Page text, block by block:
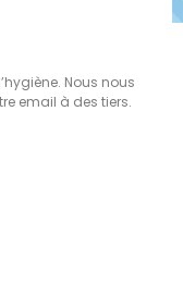
Nous nous
email à des tiers.